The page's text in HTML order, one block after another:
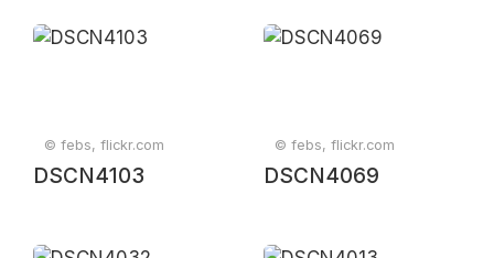
© febs, flickr.com
DSCN4103
© febs, flickr.com
DSCN4069